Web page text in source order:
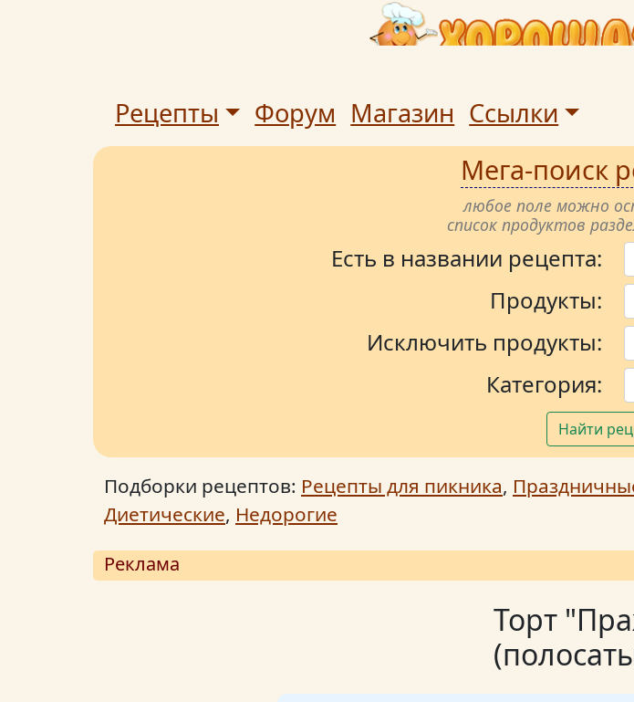
Рецепты Форум Магазин Ссылки
Мега-поиск
любое поле можно
список продуктов
Есть в названии рецепта:
Продукты:
Исключить продукты:
Категория:
Найти
Подборки рецептов: Рецепты для пикника,
Диетические, Недорогие
Реклама
Торт